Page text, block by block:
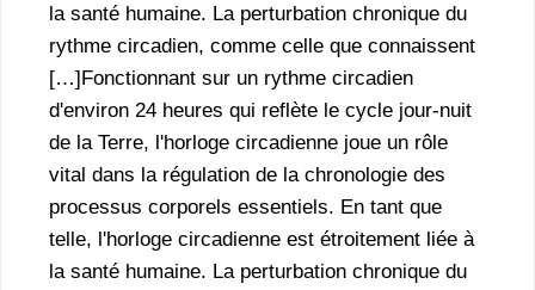
la santé humaine. La perturbation chronique du
rythme circadien, comme celle que connaissent
[…]Fonctionnant sur un rythme circadien
d'environ 24 heures qui reflète le cycle jour-nuit
de la Terre, l'horloge circadienne joue un rôle
vital dans la régulation de la chronologie des
processus corporels essentiels. En tant que
telle, l'horloge circadienne est étroitement liée à
la santé humaine. La perturbation chronique du